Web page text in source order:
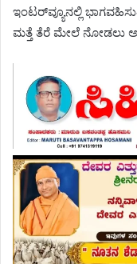
ಇಂಟರ್‌ವ್ಯೂನಲ್ಲಿ
ಮತ್ತೆ ತೆರೆ ಮೇಲೆ ನೋಡಲು